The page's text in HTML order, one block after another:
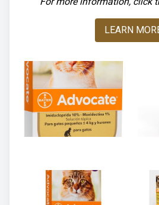
LEARN